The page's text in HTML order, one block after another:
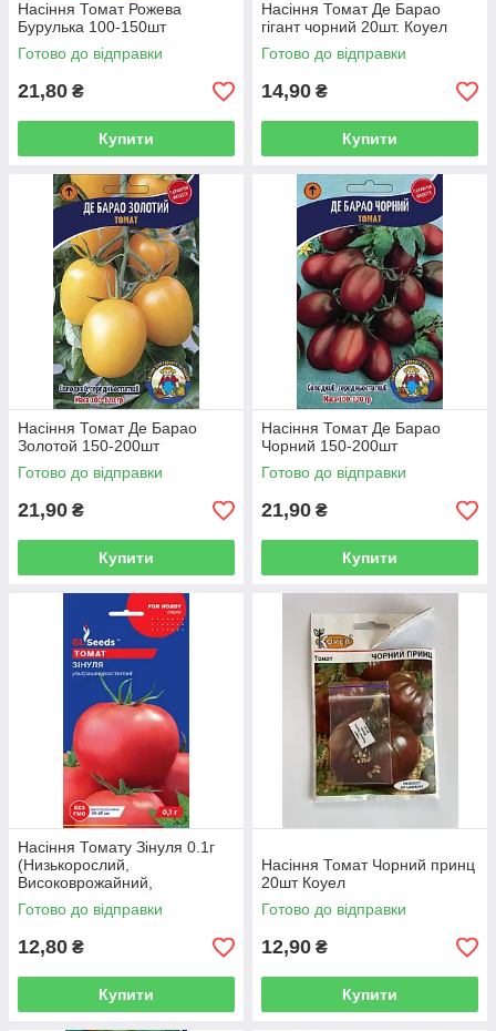
Насіння Томат Рожева
Бурулька 100-150шт
Готово до відправки
21,80 ₴
Купити
Насіння Томат Де Барао
гігант чорний 20шт. Коуел
Готово до відправки
14,90 ₴
Купити
Насіння Томат Де Барао
Золотой 150-200шт
Готово до відправки
21,90 ₴
Купити
Насіння Томат Де Барао
Чорний 150-200шт
Готово до відправки
21,90 ₴
Купити
Насіння Томату Зінуля 0.1г
(Низькорослий,
Високоврожайний,
Скоростиглий)
Готово до відправки
12,80 ₴
Купити
Насіння Томат Чорний принц
20шт Коуел
Готово до відправки
12,90 ₴
Купити